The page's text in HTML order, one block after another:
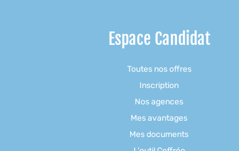
Espace Candidat
Toutes nos offres
Inscription
Nos agences
Mes avantages
Mes documents